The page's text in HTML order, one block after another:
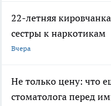
22-летняя
сестры к наркотикам
Вчера
Не только цену: что
стоматолога перед